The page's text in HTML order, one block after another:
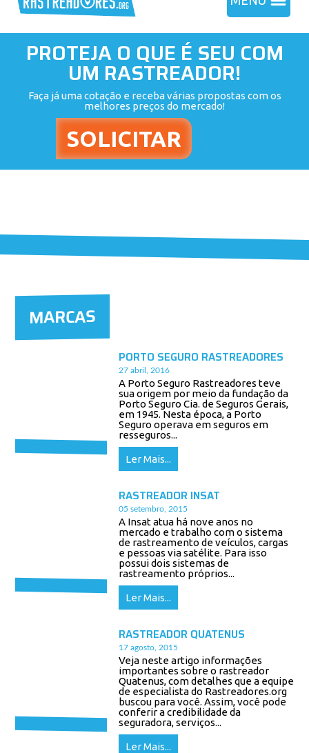
PROTEJA O QUE É SEU COM
UM RASTREADOR!
Faça já uma cotação e receba várias propostas com os
melhores preços do mercado!
MARCAS
PORTO SEGURO RASTREADORES
27 abril, 2016
A Porto Seguro Rastreadores teve
sua origem por meio da fundação da
Porto Seguro Cia. de Seguros Gerais,
em 1945. Nesta época, a Porto
Seguro operava em seguros em
resseguros...
Ler Mais...
RASTREADOR INSAT
05 setembro, 2015
A Insat atua há nove anos no
mercado e trabalho com o sistema
de rastreamento de veículos, cargas
e pessoas via satélite. Para isso
possui dois sistemas de
rastreamento próprios...
Ler Mais...
RASTREADOR QUATENUS
17 agosto, 2015
Veja neste artigo informações
importantes sobre o rastreador
Quatenus, com detalhes que a equipe
de especialista do Rastreadores.org
buscou para você. Assim, você pode
conferir a credibilidade da
seguradora, serviços...
Ler Mais...